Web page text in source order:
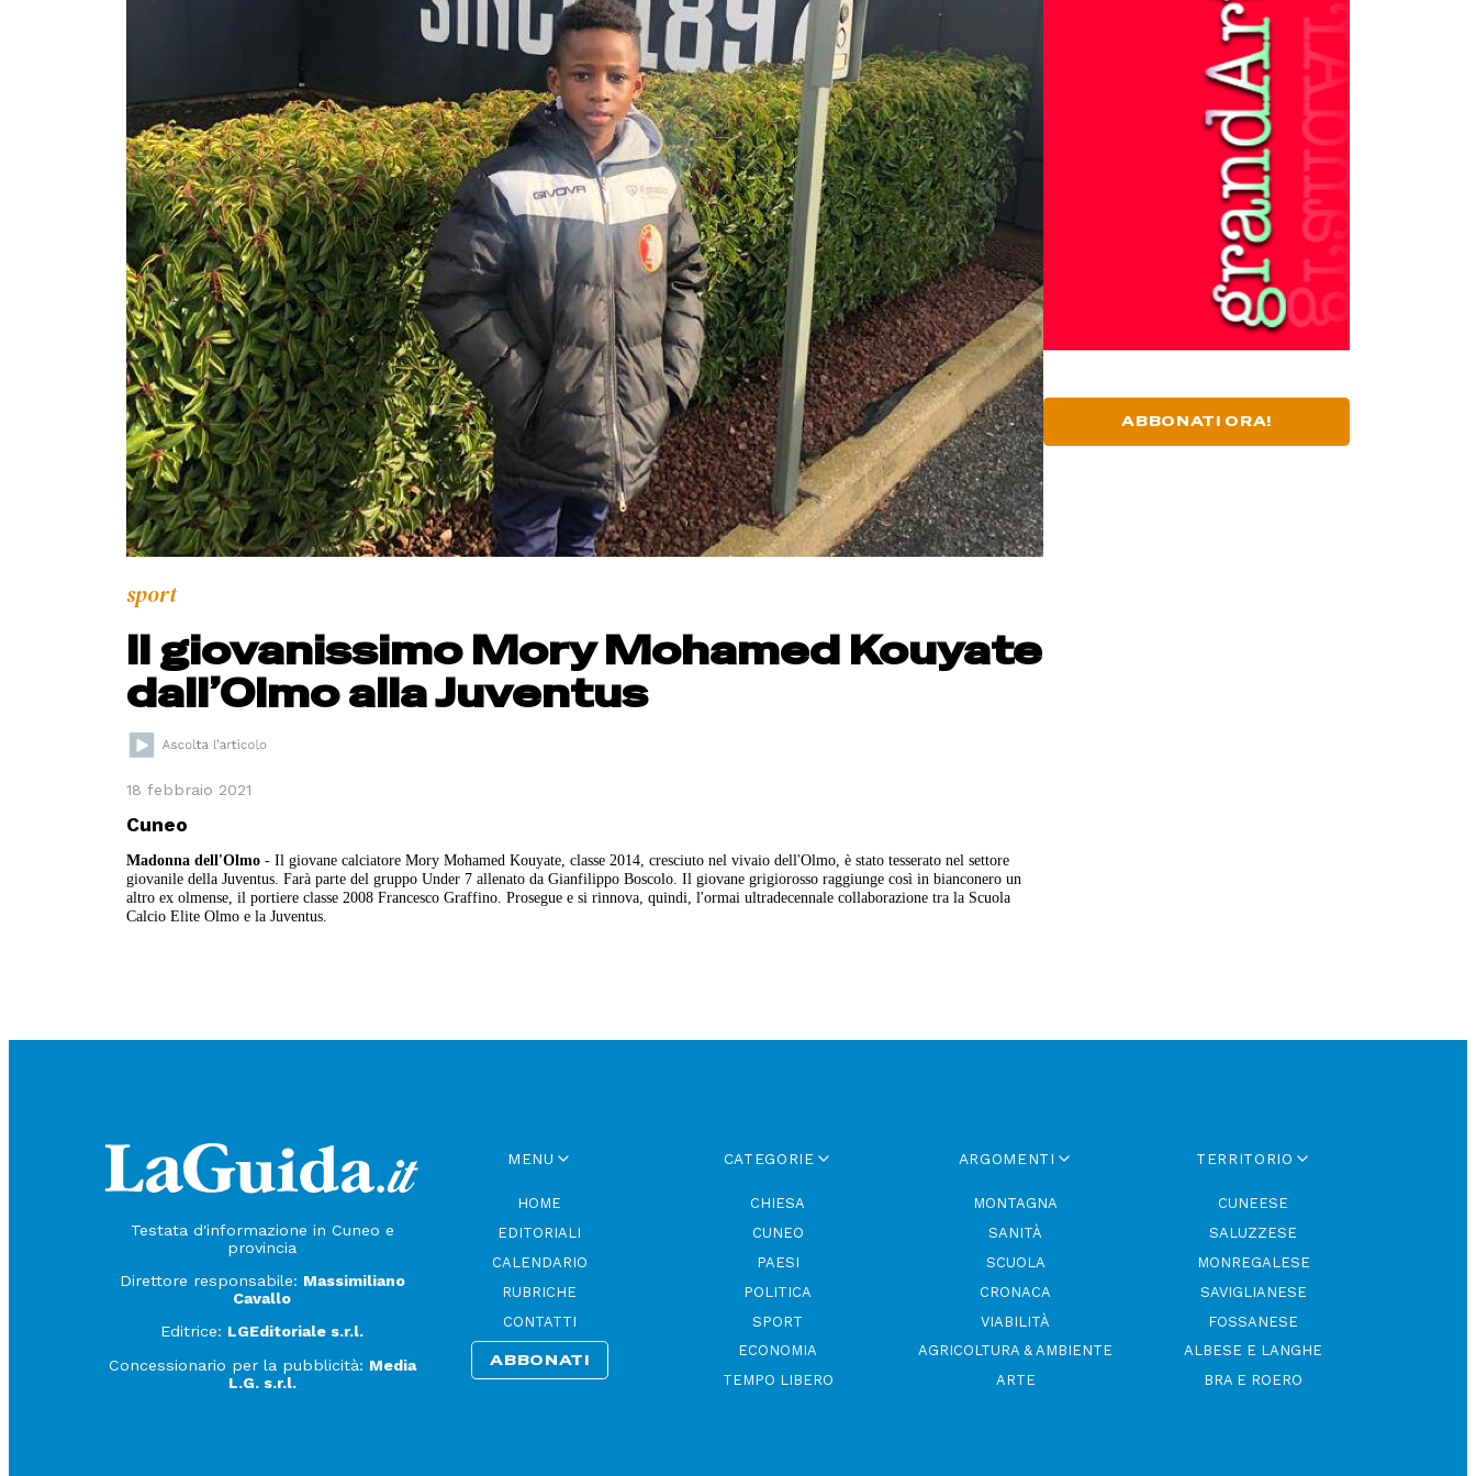
sport
Il giovanissimo Mory Mohamed Kouyate
dall’Olmo alla Juventus
18 febbraio 2021
Cuneo
Madonna dell'Olmo - Il giovane calciatore Mory Mohamed Kouyate, classe 2014, cresciuto nel vivaio dell'Olmo, è stato tesserato nel settore
giovanile della Juventus. Farà parte del gruppo Under 7 allenato da Gianfilippo Boscolo. Il giovane grigiorosso raggiunge così in bianconero un
altro ex olmense, il portiere classe 2008 Francesco Graffino. Prosegue e si rinnova, quindi, l'ormai ultradecennale collaborazione tra la Scuola
Calcio Elite Olmo e la Juventus.
ABBONATI ORA!
Testata d'informazione in Cuneo e
provincia
Direttore responsabile: Massimiliano
Cavallo
Editrice: LGEditoriale s.r.l.
Concessionario per la pubblicità: Media
L.G. s.r.l.
MENU
HOME
EDITORIALI
CALENDARIO
RUBRICHE
CONTATTI
ABBONATI
CATEGORIE
CHIESA
CUNEO
PAESI
POLITICA
SPORT
ECONOMIA
TEMPO LIBERO
ARGOMENTI
MONTAGNA
SANITÀ
SCUOLA
CRONACA
VIABILITÀ
AGRICOLTURA & AMBIENTE
ARTE
TERRITORIO
CUNEESE
SALUZZESE
MONREGALESE
SAVIGLIANESE
FOSSANESE
ALBESE E LANGHE
BRA E ROERO